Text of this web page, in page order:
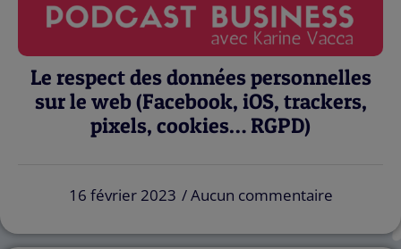
Le respect des données personnelles
sur le web (Facebook, iOS, trackers,
pixels, cookies… RGPD)
16 février 2023 Aucun commentaire